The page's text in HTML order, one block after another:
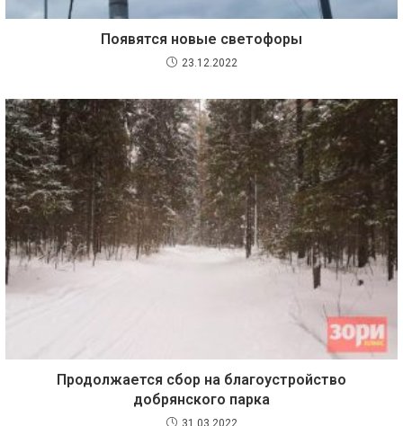
Появятся новые светофоры
23.12.2022
Продолжается сбор на благоустройство
добрянского парка
31.03.2022